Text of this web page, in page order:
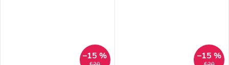
–15 % –15 %